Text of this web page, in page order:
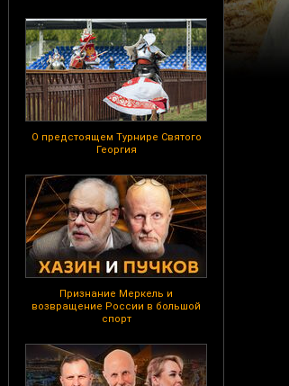
О предстоящем Турнире Святого
Георгия
Признание Меркель и
возвращение России в большой
спорт